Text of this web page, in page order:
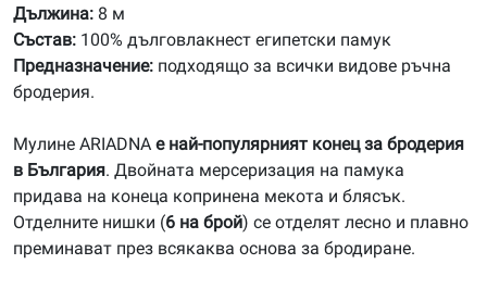
Дължина: 8 м
Състав: 100% дълговлакнест египетски памук
Предназначение: подходящо за всички видове ръчна
бродерия.
Мулине ARIADNA е най-популярният конец за бродерия
в България. Двойната мерсеризация на памука
придава на конеца копринена мекота и блясък.
Отделните нишки (6 на брой) се отделят лесно и плавно
преминават през всякаква основа за бродиране.